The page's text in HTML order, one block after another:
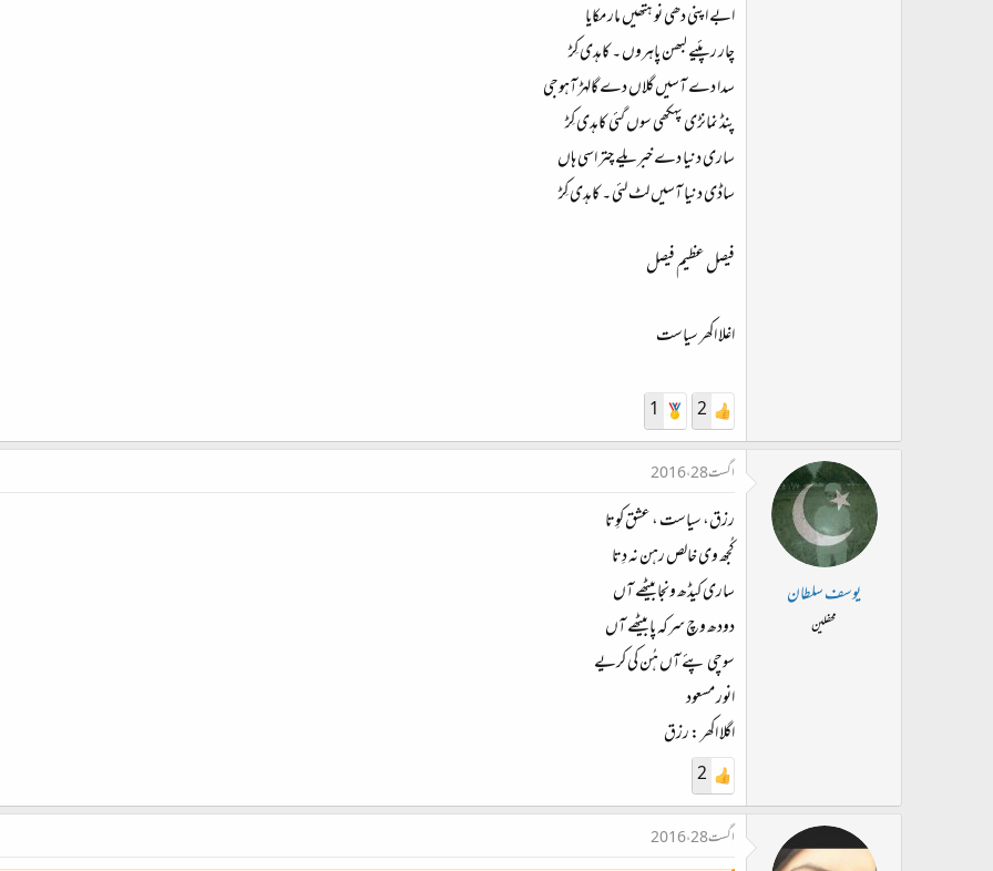
ابے اپنی دھی نو ہتھیں مار مکایا
چار رپئیے لبھن پاہروں ۔ کاہدی کِڑ
سدا دے آسیں گلاں دے گالہڑ آہوجی
پنڈ نمانڑی پہکھی سوں گئی کاہدی کِڑ
ساری دنیا دے خبریلے چتر اسی ہاں
ساڈی دنیا آسیں لٹ لئی ۔ کاہدی کِڑ
فیصل عظیم فیصل
اغلا اکھر سیاست
2
1
یوسف سلطان
محفلین
اگست 28، 2016
رزق، سیاست ، عشق کوِتا​
کُجھ وی خالص رہن نہ دِتا​
ساری کیڈھ ونجا بیٹھے آں​
دودھ وچ سرکہ پا بیٹھے آں​
سوچی پئے آں ہُن کی کریے​
انور مسعود
اگلا اکھر : رزق
2
اگست 28، 2016